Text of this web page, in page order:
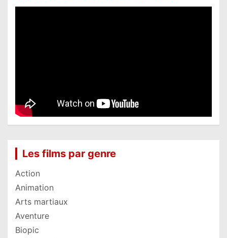
Les films par genre
Action
Animation
Arts martiaux
Aventure
Biopic